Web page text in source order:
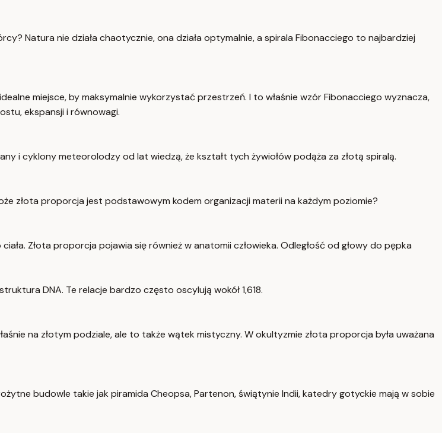
Natura nie działa chaotycznie, ona działa optymalnie, a spirala Fibonacciego to najbardziej
miejsce, by maksymalnie wykorzystać przestrzeń. I to właśnie wzór Fibonacciego wyznacza,
ekspansji i równowagi.
i cyklony meteorolodzy od lat wiedzą, że kształt tych żywiołów podąża za złotą spiralą.
złota proporcja jest podstawowym kodem organizacji materii na każdym poziomie?
Złota proporcja pojawia się również w anatomii człowieka. Odległość od głowy do pępka
DNA. Te relacje bardzo często oscylują wokół 1,618.
na złotym podziale, ale to także wątek mistyczny. W okultyzmie złota proporcja była uważana
budowle takie jak piramida Cheopsa, Partenon, świątynie Indii, katedry gotyckie mają w sobie